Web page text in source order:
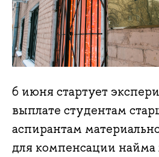
6 июня стартует
выплате студентам
аспирантам
для компенсации найма